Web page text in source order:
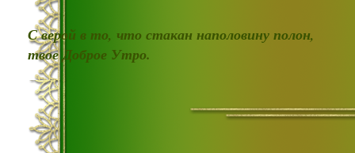
С верой в то, что стакан наполовину полон,
твое Доброе Утро.